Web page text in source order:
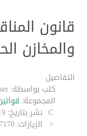
قانون
والمخازن
التفاصيل
كتب بواسطة:
المجموعة:
نشر بتاريخ: 19 أيار 2018
الزيارات: 17170